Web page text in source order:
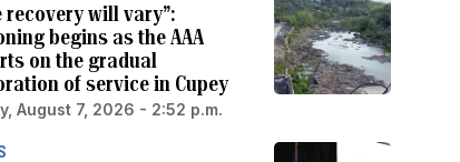
recovery will vary”:
begins as the AAA
on the gradual
of service in Cupey
August 7, 2026 - 2:52 p.m.